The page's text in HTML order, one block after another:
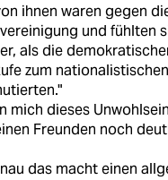
ihnen waren gegen
und fühlten
als die
zum
mich dieses
Freunden noch
das macht einen